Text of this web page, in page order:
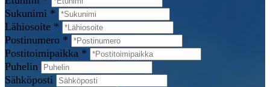
Sukunimi *
Lähiosoite *
Postinumero *
Postitoimipaikka *
Puhelin
Sähköposti